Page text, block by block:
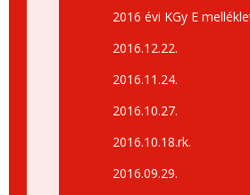
2016 évi KGy E
2016.12.22.
2016.11.24.
2016.10.27.
2016.10.18.rk.
2016.09.29.